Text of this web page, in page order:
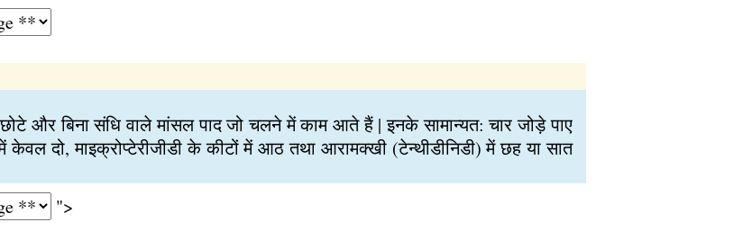
और बिना संधि वाले मांसल पाद जो चलने में काम आते हैं | इनके सामान्यत: चार जोड़े पाए
दो, माइक्रोप्टेरीजीडी के कीटों में आठ तथा आरामक्खी (टेन्थीडीनिडी) में छह या सात
">